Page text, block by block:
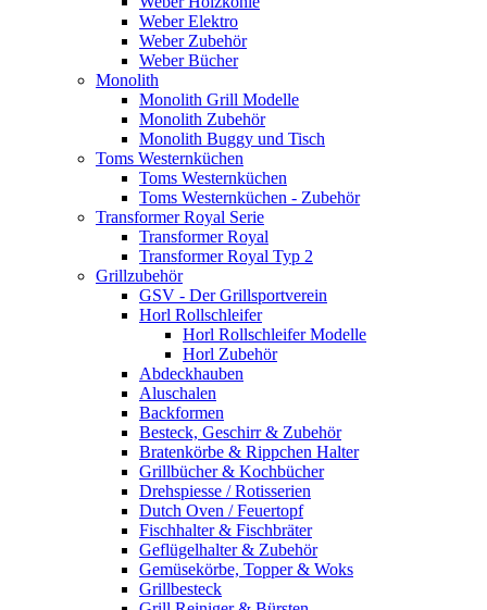
Weber Elektro
Weber Zubehör
Weber Bücher
Monolith
Monolith Grill Modelle
Monolith Zubehör
Monolith Buggy und Tisch
Toms Westernküchen
Toms Westernküchen
Toms Westernküchen - Zubehör
Transformer Royal Serie
Transformer Royal
Transformer Royal Typ 2
Grillzubehör
GSV - Der Grillsportverein
Horl Rollschleifer
Horl Rollschleifer Modelle
Horl Zubehör
Abdeckhauben
Aluschalen
Backformen
Besteck, Geschirr & Zubehör
Bratenkörbe & Rippchen Halter
Grillbücher & Kochbücher
Drehspiesse / Rotisserien
Dutch Oven / Feuertopf
Fischhalter & Fischbräter
Geflügelhalter & Zubehör
Gemüsekörbe, Topper & Woks
Grillbesteck